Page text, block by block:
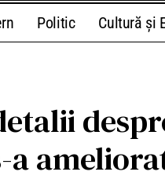
Politic Cultură și
a